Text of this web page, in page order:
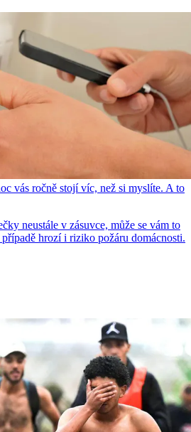
vás ročně stojí víc, než si myslíte. A to
neustále v zásuvce, může se vám to
hrozí i riziko požáru domácnosti.